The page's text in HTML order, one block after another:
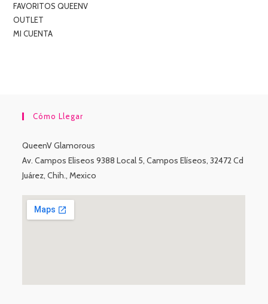
FAVORITOS QUEENV
OUTLET
MI CUENTA
Cómo Llegar
QueenV Glamorous
Av. Campos Eliseos 9388 Local 5, Campos Elíseos, 32472 Cd
Juárez, Chih., Mexico